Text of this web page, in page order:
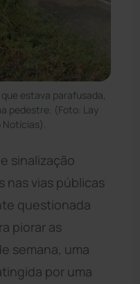
estava parafusada,
pedestre. (Foto: Lay
sinalização
nas vias públicas
questionada
piorar as
semana, uma
por uma